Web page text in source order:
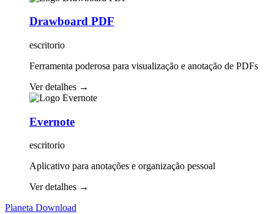
Drawboard PDF
escritorio
Ferramenta poderosa para visualização e anotação de PDFs
Ver detalhes →
Evernote
escritorio
Aplicativo para anotações e organização pessoal
Ver detalhes →
Planeta Download